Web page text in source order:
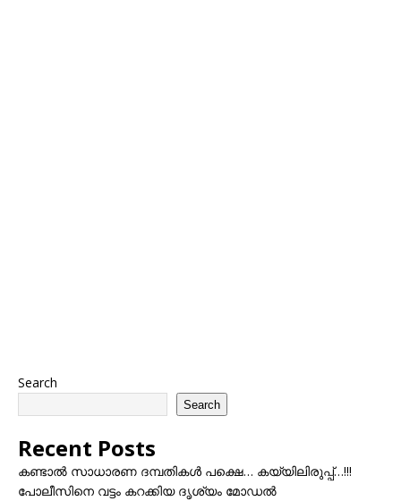
Search
Search
Recent Posts
കണ്ടാൽ സാധാരണ ദമ്പതികൾ പക്ഷെ… കയ്യിലിരുപ്പ്…!!!
പോലീസിനെ വട്ടം കറക്കിയ ദൃശ്യം മോഡല്‍